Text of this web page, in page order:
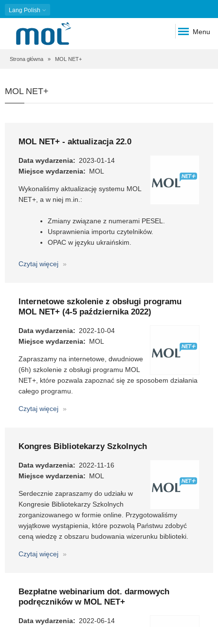
Lang Polish
Menu
Ścieżka
nawigacyjna
Strona główna MOL NET+
MOL NET+
MOL NET+ - aktualizacja 22.0
Data wydarzenia
2023-01-14
Miejsce wydarzenia
MOL
Wykonaliśmy aktualizację systemu MOL
NET+, a w niej m.in.:
Zmiany związane z numerami PESEL.
Usprawnienia importu czytelników.
OPAC w języku ukraińskim.
Czytaj więcej
o
aktualizacja
22.0
Internetowe szkolenie z obsługi programu
MOL NET+ (4-5 października 2022)
Data wydarzenia
2022-10-04
Miejsce wydarzenia
MOL
Zapraszamy na internetowe, dwudniowe
(6h) szkolenie z obsługi programu MOL
NET+, które pozwala zapoznać się ze sposobem działania
całego programu.
Czytaj więcej
o
obsługi
programu
(4-
5
października
2022)
Kongres Bibliotekarzy Szkolnych
Data wydarzenia
2022-11-16
Miejsce wydarzenia
MOL
Serdecznie zapraszamy do udziału w
Kongresie Bibliotekarzy Szkolnych
zorganizowanego w formie online. Przygotowaliśmy
wyjątkowe wystąpienia, które pozwolą Państwu zdobyć
ceną wiedzę z obszaru budowania wizerunku biblioteki.
Czytaj więcej
o
Bezpłatne webinarium dot. darmowych
podręczników w MOL NET+
Data wydarzenia 2022-06-14